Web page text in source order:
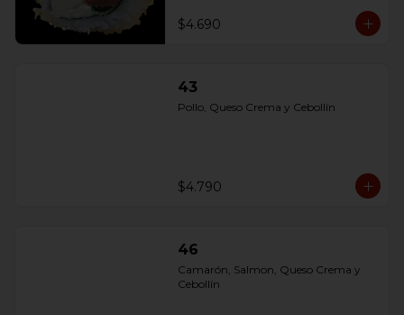
$4.690
43
Pollo, Queso Crema y Cebollín
$4.790
46
Camarón, Salmon, Queso Crema y
Cebollín